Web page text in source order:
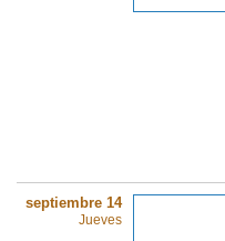
septiembre 14
Jueves